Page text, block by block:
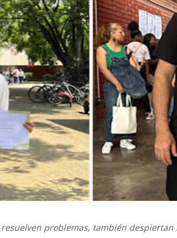
resuelven problemas, también